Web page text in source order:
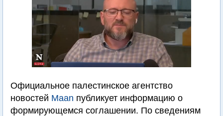
Официальное палестинское агентство
новостей Maan публикует информацию о
формирующемся соглашении. По сведениям